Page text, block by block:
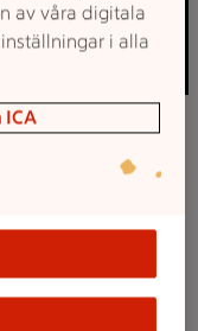
av våra digitala
i alla
ICA